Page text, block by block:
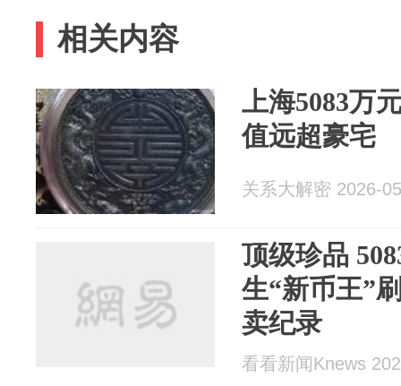
相关内容
上海5083万
值远超豪宅
关系大解密 2026-
顶级珍品
生“新币王”
卖纪录
看看新闻Knews